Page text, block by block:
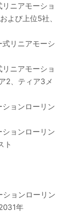
ニアモーショ
よび上位5社、
式リニアモーシ
ニアモーショ
2、ティア3メ
ョンローリン
ョンローリン
ト
ョンローリン
年